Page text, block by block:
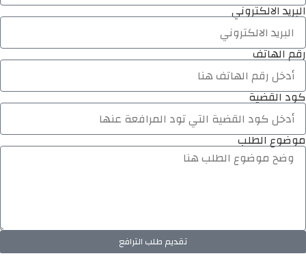
البريد الالكتروني
رقم الهاتف
كود القضية
موضوع الطلب
تقديم طلب الترافع